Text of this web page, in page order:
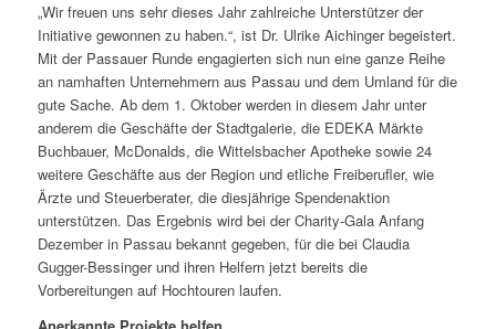
„Wir freuen uns sehr dieses Jahr zahlreiche Unterstützer der
Initiative gewonnen zu haben.“, ist Dr. Ulrike Aichinger begeistert.
Mit der Passauer Runde engagierten sich nun eine ganze Reihe
an namhaften Unternehmern aus Passau und dem Umland für die
gute Sache. Ab dem 1. Oktober werden in diesem Jahr unter
anderem die Geschäfte der Stadtgalerie, die EDEKA Märkte
Buchbauer, McDonalds, die Wittelsbacher Apotheke sowie 24
weitere Geschäfte aus der Region und etliche Freiberufler, wie
Ärzte und Steuerberater, die diesjährige Spendenaktion
unterstützen. Das Ergebnis wird bei der Charity-Gala Anfang
Dezember in Passau bekannt gegeben, für die bei Claudia
Gugger-Bessinger und ihren Helfern jetzt bereits die
Vorbereitungen auf Hochtouren laufen.